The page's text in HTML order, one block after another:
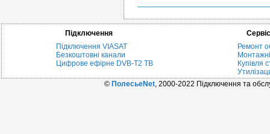
Підключення
Підключення VIASAT
Безкоштовні канали
Цифрове ефірне DVB-T2 ТВ
Ремонт
Купівля
© ПолесьеNet, 2000-2022 Підключення та